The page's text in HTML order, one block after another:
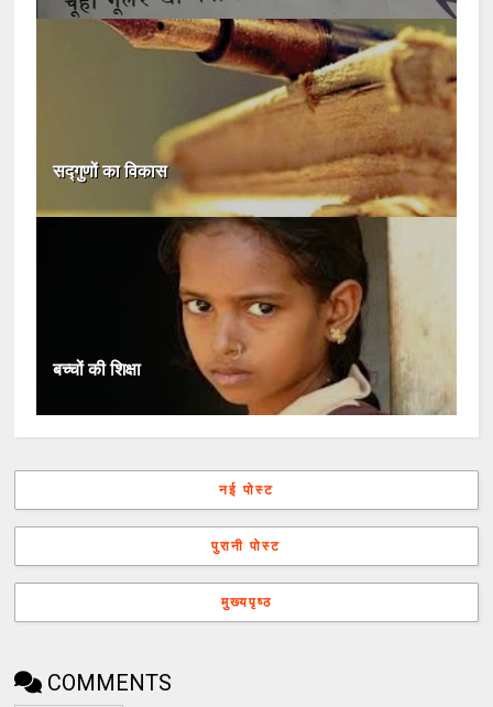
सद्गुणों का विकास
बच्चों की शिक्षा
नई पोस्ट
पुरानी पोस्ट
मुख्यपृष्ठ
COMMENTS